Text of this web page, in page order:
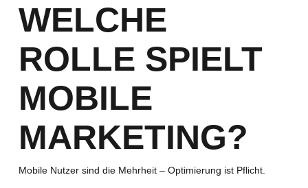
WELCHE
ROLLE SPIELT
MOBILE
MARKETING?
Mobile Nutzer sind die Mehrheit – Optimierung ist Pflicht.